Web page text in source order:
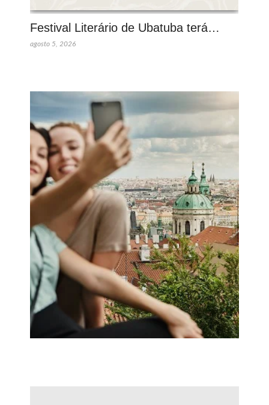
Festival Literário de Ubatuba terá…
agosto 5, 2026